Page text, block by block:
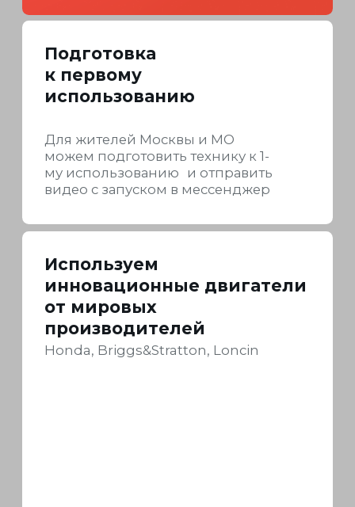
Оплачивайте покупки
картой любого банка или
переводом на юрлицо
по Москве и МO специалистами
компании Yanis
по регионам осуществляется
при помощи наших партнёров
— транспортных компаний
по всей России: